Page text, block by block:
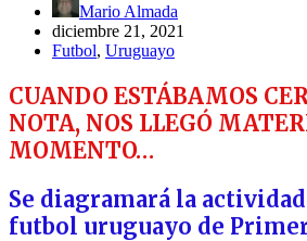
Mario Almada
diciembre 21, 2021
Futbol, Uruguayo
CUANDO ESTÁBAMOS
NOTA, NOS LLEGÓ
MOMENTO…
Se diagramará la
futbol uruguayo de